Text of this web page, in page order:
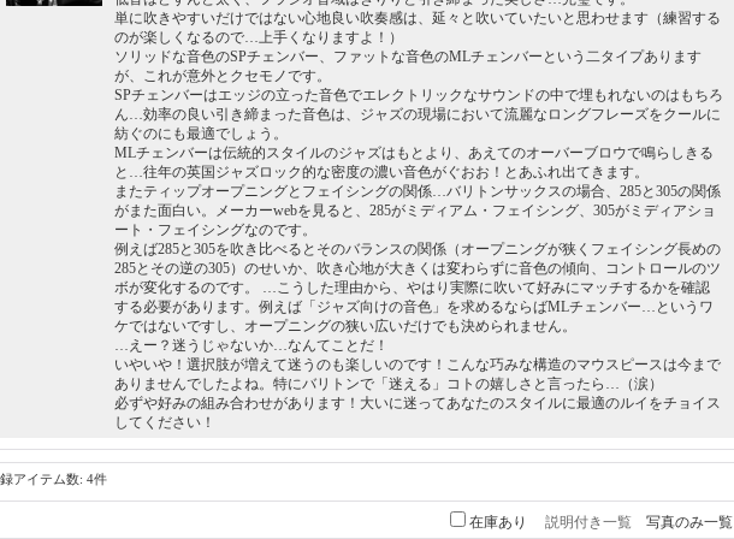
単に吹きやすいだけではない心地良い吹奏感は、延々と吹いていたいと思わせます（練習する
のが楽しくなるので…上手くなりますよ！）
ソリッドな音色のSPチェンバー、ファットな音色のMLチェンバーという二タイプあります
が、これが意外とクセモノです。
SPチェンバーはエッジの立った音色でエレクトリックなサウンドの中で埋もれないのはもちろ
ん…効率の良い引き締まった音色は、ジャズの現場において流麗なロングフレーズをクールに
紡ぐのにも最適でしょう。
MLチェンバーは伝統的スタイルのジャズはもとより、あえてのオーバーブロウで鳴らしきる
と…往年の英国ジャズロック的な密度の濃い音色がぐおお！とあふれ出てきます。
またティップオープニングとフェイシングの関係…バリトンサックスの場合、285と305の関係
がまた面白い。メーカーwebを見ると、285がミディアム・フェイシング、305がミディアショ
ート・フェイシングなのです。
例えば285と305を吹き比べるとそのバランスの関係（オープニングが狭くフェイシング長めの
285とその逆の305）のせいか、吹き心地が大きくは変わらずに音色の傾向、コントロールのツ
ボが変化するのです。 …こうした理由から、やはり実際に吹いて好みにマッチするかを確認
する必要があります。例えば「ジャズ向けの音色」を求めるならばMLチェンバー…というワ
ケではないですし、オープニングの狭い広いだけでも決められません。
…えー？迷うじゃないか…なんてことだ！
いやいや！選択肢が増えて迷うのも楽しいのです！こんな巧みな構造のマウスピースは今まで
ありませんでしたよね。特にバリトンで「迷える」コトの嬉しさと言ったら…（涙）
必ずや好みの組み合わせがあります！大いに迷ってあなたのスタイルに最適のルイをチョイス
してください！
アイテム数: 4件
在庫あり 説明付き一覧 写真のみ一覧